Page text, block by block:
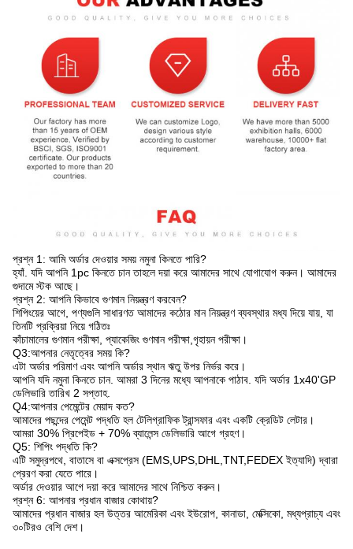
প্রশ্ন 1: আমি অর্ডার দেওয়ার সময় নমুনা কিনতে পারি?
হ্যাঁ. যদি আপনি 1pc কিনতে চান তাহলে দয়া করে আমাদের সাথে যোগাযোগ করুন। আমাদের
গুদামে স্টক আছে।
প্রশ্ন 2: আপনি কিভাবে গুণমান নিয়ন্ত্রণ করবেন?
শিপিংয়ের আগে, পণ্যগুলি সাধারণত আমাদের কঠোর মান নিয়ন্ত্রণ ব্যবস্থার মধ্য দিয়ে যায়, যা
তিনটি প্রক্রিয়া নিয়ে গঠিতঃ
কাঁচামালের গুণমান পরীক্ষা, প্যাকেজিং গুণমান পরীক্ষা,গৃহায়ন পরীক্ষা।
Q3:আপনার নেতৃত্বের সময় কি?
এটা অর্ডার পরিমাণ এবং আপনি অর্ডার স্থান ঋতু উপর নির্ভর করে।
আপনি যদি নমুনা কিনতে চান. আমরা 3 দিনের মধ্যে আপনাকে পাঠাব. যদি অর্ডার 1x40'GP
ডেলিভারি তারিখ 2 সপ্তাহ.
Q4:আপনার পেমেন্টের মেয়াদ কত?
আমাদের পছন্দের পেমেন্ট পদ্ধতি হল টেলিগ্রাফিক ট্রান্সফার এবং একটি ক্রেডিট লেটার।
আমরা 30% প্রিপেইড + 70% ব্যালেন্স ডেলিভারি আগে গ্রহণ।
Q5: শিপিং পদ্ধতি কি?
এটি সমুদ্রপথে, বাতাসে বা এক্সপ্রেস (EMS,UPS,DHL,TNT,FEDEX ইত্যাদি) দ্বারা
প্রেরণ করা যেতে পারে।
অর্ডার দেওয়ার আগে দয়া করে আমাদের সাথে নিশ্চিত করুন।
প্রশ্ন 6: আপনার প্রধান বাজার কোথায়?
আমাদের প্রধান বাজার হল উত্তর আমেরিকা এবং ইউরোপ, কানাডা, মেক্সিকো, মধ্যপ্রাচ্য এবং
৩০টিরও বেশি দেশ।